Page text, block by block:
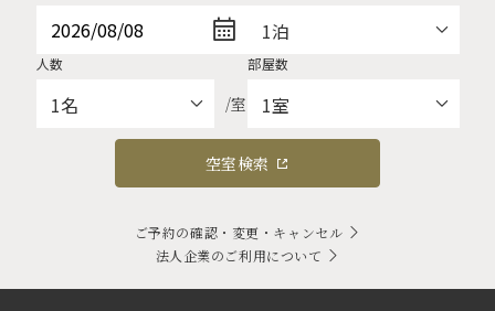
人数
/室
部屋数
空室検索
ご予約の確認・変更・キャンセル
法人企業のご利用について